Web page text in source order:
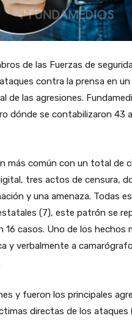
de las Fuerzas de
contra la prensa en un
de las agresiones.
dónde se contabilizaron 43
más común con un total de
tres actos de censura,
y una amenaza. Todas
(7), este patrón se
casos. Uno de los hechos
y verbalmente a
y fueron los principales
directas de los ataques